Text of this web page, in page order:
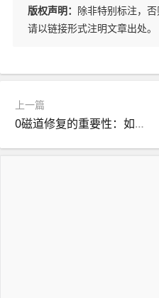
版权声明： 除非特别标注，
请以链接形式注明文章出处。
上一篇
0磁道修复的重要性：如何恢复和保护硬盘的关键区域？